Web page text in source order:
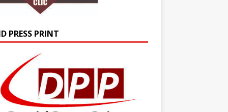
PRESS PRINT